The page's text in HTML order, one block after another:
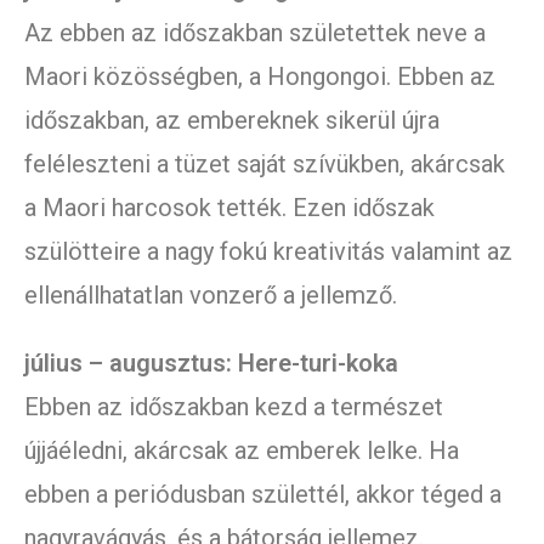
Az ebben az időszakban születettek neve a
Maori közösségben, a Hongongoi. Ebben az
időszakban, az embereknek sikerül újra
feléleszteni a tüzet saját szívükben, akárcsak
a Maori harcosok tették. Ezen időszak
szülötteire a nagy fokú kreativitás valamint az
ellenállhatatlan vonzerő a jellemző.
július – augusztus: Here-turi-koka
Ebben az időszakban kezd a természet
újjáéledni, akárcsak az emberek lelke. Ha
ebben a periódusban születtél, akkor téged a